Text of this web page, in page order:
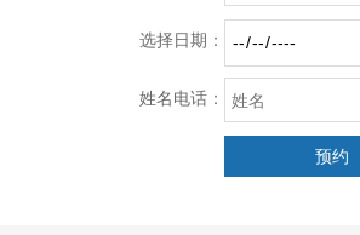
选择日期：
姓名电话：
预约